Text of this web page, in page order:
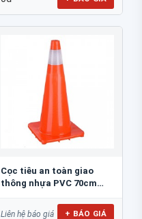
Cọc tiêu an toàn giao
thông nhựa PVC 70cm
Liên hệ báo giá + BÁO GIÁ